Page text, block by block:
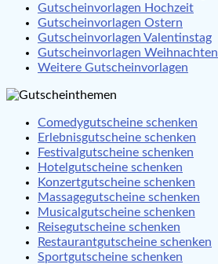
Gutscheinvorlagen Hochzeit
Gutscheinvorlagen Ostern
Gutscheinvorlagen Valentinstag
Gutscheinvorlagen Weihnachten
Weitere Gutscheinvorlagen
Comedygutscheine schenken
Erlebnisgutscheine schenken
Festivalgutscheine schenken
Hotelgutscheine schenken
Konzertgutscheine schenken
Massagegutscheine schenken
Musicalgutscheine schenken
Reisegutscheine schenken
Restaurantgutscheine schenken
Sportgutscheine schenken